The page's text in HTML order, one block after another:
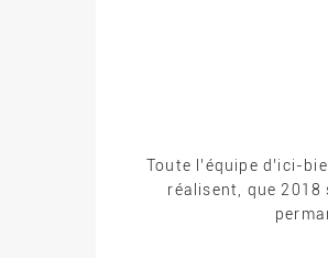
Toute l’équipe d’ici-
réalisent, que 2018